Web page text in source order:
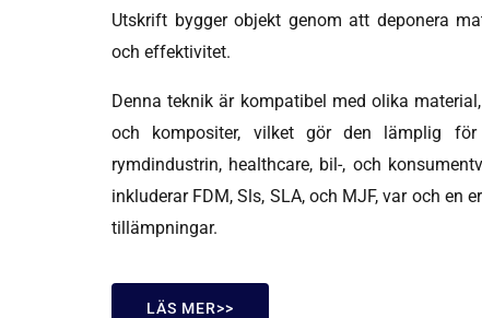
Utskrift bygger objekt genom att deponera
och effektivitet.
Denna teknik är kompatibel med olika
och kompositer, vilket gör den lämplig
rymdindustrin, healthcare, bil-, och
inkluderar FDM, Sls, SLA, och MJF, var och en
tillämpningar.
LÄS MER>>